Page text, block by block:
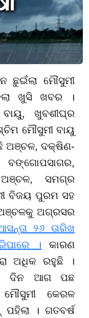
ଛୁଇଁଲା ମୌସୁମୀ
ଖୁସି ଖବର ।
ଖୁବଶୀଘ୍ର
ମୌସୁମୀ ବାୟୁ
ଅଞ୍ଚଳ, ଦକ୍ଷିଣ-
ସମଗ୍ର
ବିଜୟ ପୁରମ ସହ
ଅଗ୍ରସର
୨୬ ତାରିଖ
। କାରଣ
ଅଧିକ ରହୁଛି ।
ଦିନ ଆଗ ପଛ
ମୌସୁମୀ କେରଳ
। ଗତବର୍ଷ